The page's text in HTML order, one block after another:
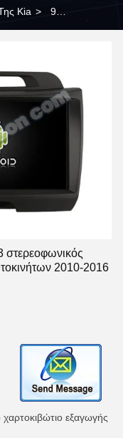
Kia > 9
στερεοφωνικός
2010-2016
εξαγωγής